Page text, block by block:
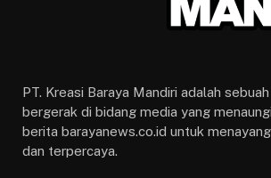
PT. Kreasi Baraya Mandiri adalah
bergerak di bidang media yang
berita barayanews.co.id untuk
dan terpercaya.